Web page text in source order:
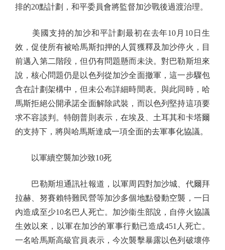
排的20點計劃，和平委員會將監督加沙戰後過渡治理。
美國支持的加沙和平計劃最初在去年10月10日生
效，促使所有被哈馬斯扣押的人質獲釋及加沙停火，目
前邁入第二階段，但仍有問題懸而未決。對巴勒斯坦來
說，核心問題仍是以色列從加沙全面撤軍，這一步驟包
含在計劃架構中，但未公布詳細時間表。與此同時，哈
馬斯拒絕公開承諾全面解除武裝，而以色列堅持這項要
求不容談判。特朗普則表示，在埃及、土耳其和卡塔爾
的支持下，將與哈馬斯達成一項全面的去軍事化協議。
以軍續空襲加沙致10死
巴勒斯坦通訊社報道，以軍周四對加沙城、代爾拜
拉赫、努賽賴特難民營等加沙多個地點發動空襲，一日
內造成至少10名巴人死亡。加沙衞生部說，自停火協議
生效以來，以軍在加沙的軍事行動已造成451人死亡。
一名哈馬斯高級官員表示，今次襲擊暴露以色列破壞停